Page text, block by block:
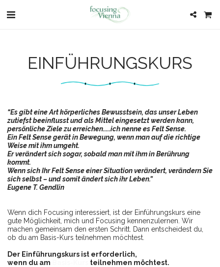
EINFÜHRUNGSKURS
“Es gibt eine Art körperliches Bewusstsein, das unser Leben
zutiefst beeinflusst und als Mittel eingesetzt werden kann,
persönliche Ziele zu erreichen.....ich nenne es Felt Sense.
Ein Felt Sense gerät in Bewegung, wenn man auf die richtige
Weise mit ihm umgeht.
Er verändert sich sogar, sobald man mit ihm in Berührung
kommt.
Wenn sich Ihr Felt Sense einer Situation verändert, verändern Sie
sich selbst – und somit ändert sich ihr Leben.”
Eugene T. Gendlin
Wenn dich Focusing interessiert, ist der Einführungskurs eine
gute Möglichkeit, mich und Focusing kennenzulernen. Wir
machen gemeinsam den ersten Schritt. Dann entscheidest du,
ob du am Basis-Kurs teilnehmen möchtest.
Der Einführungskurs ist erforderlich,
wenn du am
teilnehmen möchtest.